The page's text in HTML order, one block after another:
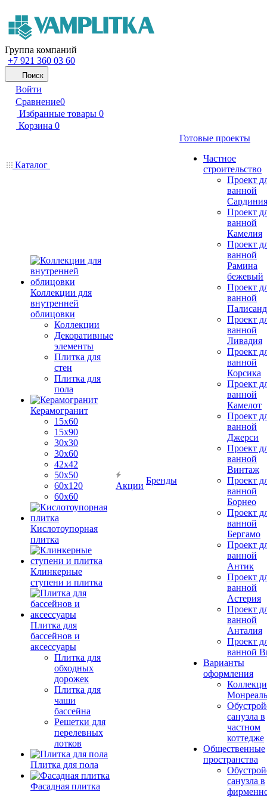
Группа компаний
+7 921 360 03 60
Поиск
Войти
Сравнение0
Избранные товары 0
Корзина 0
Каталог
Коллекции для
внутренней
облицовки
Коллекции
Декоративные
элементы
Плитка для
стен
Плитка для
пола
Керамогранит
15х60
15x90
30х30
30х60
42х42
50х50
60х120
60х60
Кислотоупорная
плитка
Клинкерные
ступени и плитка
Плитка для
бассейнов и
аксессуары
Плитка для
обходных
дорожек
Плитка для
чаши
бассейна
Решетки для
перелевных
лотков
Плитка для пола
Фасадная плитка
Акции
Бренды
Готовые проекты
Частное
строительство
Проект
ванной
Сардиния
Проект
ванной
Камелия
Проект
ванной
Рамина
бежевый
Проект
ванной
Проект
ванной
Ливадия
Проект
ванной
Корсика
Проект
ванной
Камелот
Проект
ванной
Джерси
Проект
ванной
Винтаж
Проект
ванной
Борнео
Проект
ванной
Бергамо
Проект
ванной
Антик
Проект
ванной
Астерия
Проект
ванной
Анталия
Проект
ванной
Варианты
оформления
Монреаль
санузла в
частном
коттедже
Общественные
пространства
санузла в